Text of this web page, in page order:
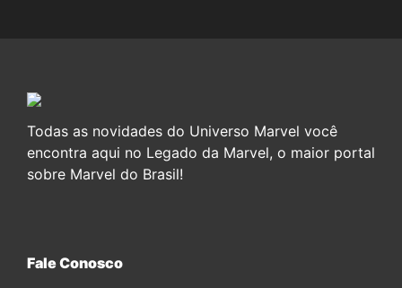
Todas as novidades do Universo Marvel você
encontra aqui no Legado da Marvel, o maior portal
sobre Marvel do Brasil!
Fale Conosco